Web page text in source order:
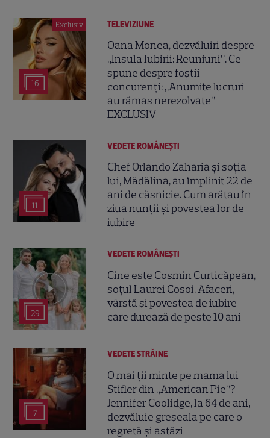
Exclusiv
16
TELEVIZIUNE
Oana Monea, dezvăluiri despre
„Insula Iubirii: Reuniuni”. Ce
spune despre foștii
concurenți: „Anumite lucruri
au rămas nerezolvate”
EXCLUSIV
11
VEDETE ROMÂNEŞTI
Chef Orlando Zaharia și soția
lui, Mădălina, au împlinit 22 de
ani de căsnicie. Cum arătau în
ziua nunții și povestea lor de
iubire
29
VEDETE ROMÂNEŞTI
Cine este Cosmin Curticăpean,
soțul Laurei Cosoi. Afaceri,
vârstă și povestea de iubire
care durează de peste 10 ani
7
VEDETE STRĂINE
O mai ții minte pe mama lui
Stifler din „American Pie”?
Jennifer Coolidge, la 64 de ani,
dezvăluie greșeala pe care o
regretă și astăzi